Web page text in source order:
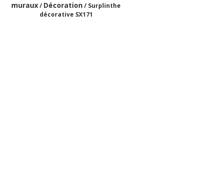
muraux/ Décoration/ Surplinthe
décorative SX171